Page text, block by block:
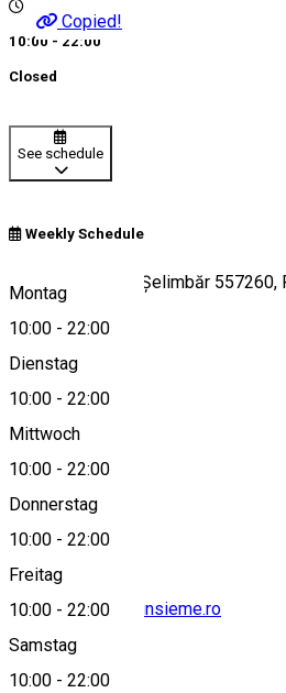
Copied!
10:00 - 22:00
Closed
See schedule
Weekly Schedule
Montag
10:00 - 22:00
Dienstag
10:00 - 22:00
Mittwoch
10:00 - 22:00
Donnerstag
10:00 - 22:00
Freitag
10:00 - 22:00
Samstag
10:00 - 22:00
Strada Sibiului 5, Șelimbăr 557260,
View on map
office@ristoranteinsieme.ro